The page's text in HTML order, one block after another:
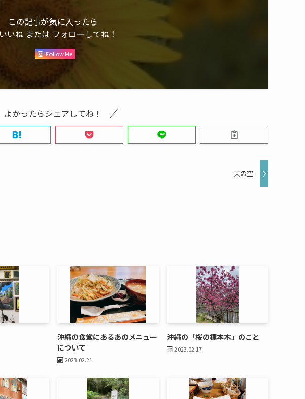
この記事が気に入ったら
いいね または フォローしてね！
Follow Me
よかったらシェアしてね！
東の空
沖縄の食堂にあるあのメニュー
について
2023.02.21
沖縄の「桜の標本木」のこと
2023.02.17